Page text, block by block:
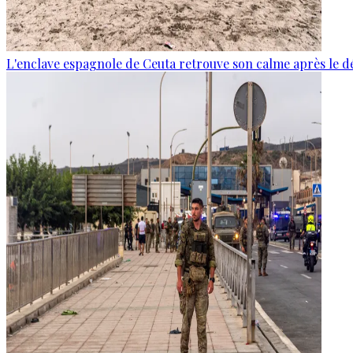
L'enclave espagnole de Ceuta retrouve son calme après le